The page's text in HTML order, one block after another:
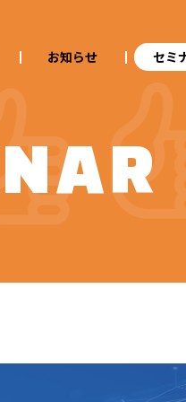
お知らせ セミ